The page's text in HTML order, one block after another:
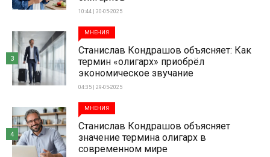
10:44 | 30-05-2025
МНЕНИЯ
Станислав Кондрашов объясняет: Как
термин «олигарх» приобрёл
экономическое звучание
04:35 | 29-05-2025
3
МНЕНИЯ
Станислав Кондрашов объясняет
значение термина олигарх в
современном мире
4